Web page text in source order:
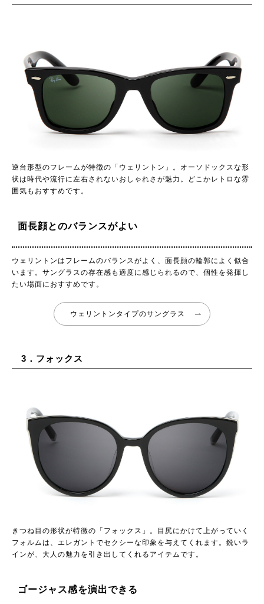
逆台形型のフレームが特徴の「ウェリントン」。オーソドックスな形
状は時代や流行に左右されないおしゃれさが魅力。どこかレトロな雰
囲気もおすすめです。
面長顔とのバランスがよい
ウェリントンはフレームのバランスがよく、面長顔の輪郭によく似合
います。サングラスの存在感も適度に感じられるので、個性を発揮し
たい場面におすすめです。
ウェリントンタイプのサングラス
3．フォックス
きつね目の形状が特徴の「フォックス」。目尻にかけて上がっていく
フォルムは、エレガントでセクシーな印象を与えてくれます。鋭いラ
インが、大人の魅力を引き出してくれるアイテムです。
ゴージャス感を演出できる